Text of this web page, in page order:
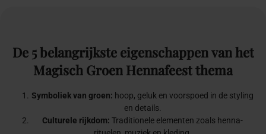
De 5belangrijkste eigenschappenvanhet
Magisch Groen Hennafeestthema
Symboliek van groen: hoop, geluk en voorspoed in de styling
en details.
Culturele rijkdom: Traditionele elementen zoals henna-